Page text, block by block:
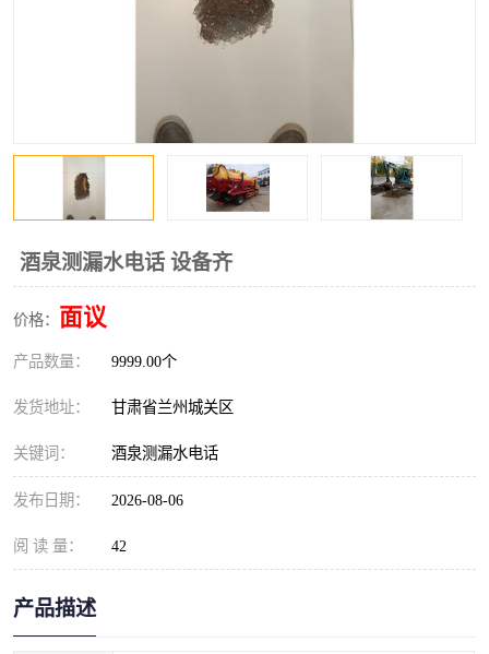
酒泉测漏水电话 设备齐
价格： 面议
产品数量： 9999.00个
发货地址： 甘肃省兰州城关区
关键词： 酒泉测漏水电话
发布日期： 2026-08-06
阅 读 量： 42
产品描述